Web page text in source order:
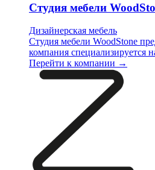
Студия мебели
Дизайнерская мебель
Студия мебели WoodStone
компания специализируется
Перейти к компании →